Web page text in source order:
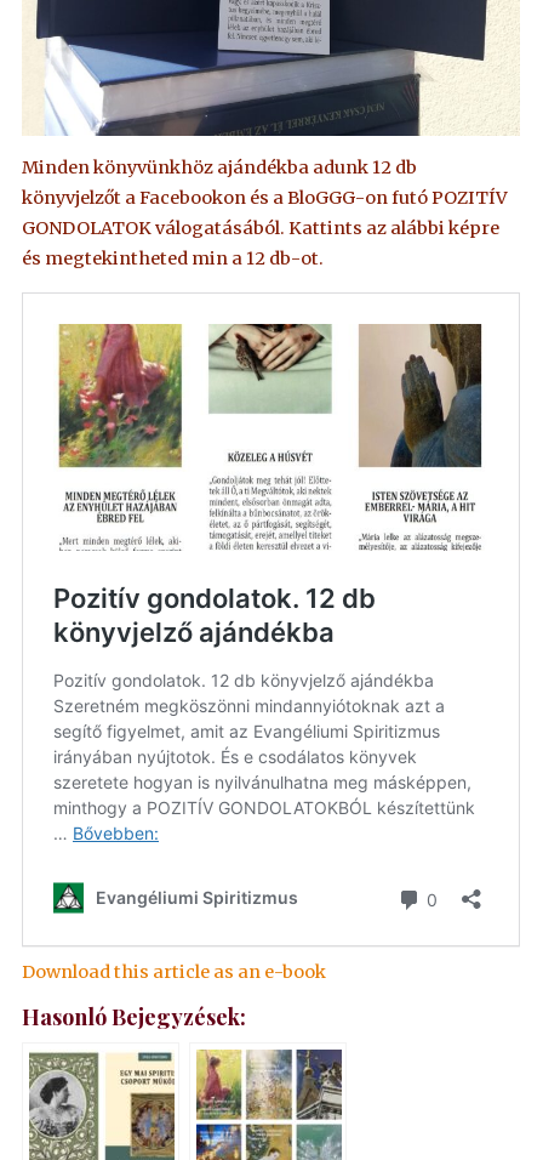
Minden könyvünkhöz ajándékba adunk 12 db
könyvjelzőt a Facebookon és a BloGGG-on futó POZITÍV
GONDOLATOK válogatásából. Kattints az alábbi képre
és megtekintheted min a 12 db-ot.
Download this article as an e-book
Hasonló Bejegyzések: